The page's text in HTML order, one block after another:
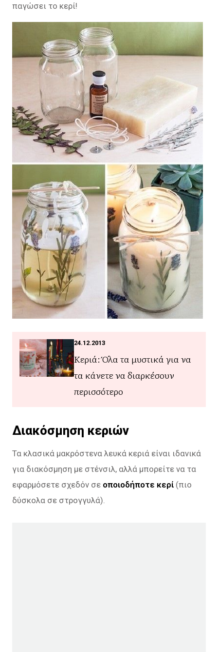
παγώσει το κερί!
24.12.2013
Κεριά: Όλα τα μυστικά για να
τα κάνετε να διαρκέσουν
περισσότερο
Διακόσμηση κεριών
Τα κλασικά μακρόστενα λευκά κεριά είναι ιδανικά
για διακόσμηση με στένσιλ, αλλά μπορείτε να τα
εφαρμόσετε σχεδόν σε οποιοδήποτε κερί (πιο
δύσκολα σε στρογγυλά).